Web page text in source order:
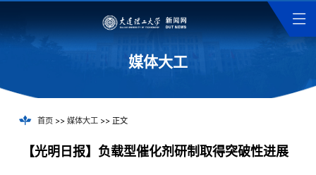
媒体大工
首页>> 媒体大工>> 正文
【光明日报】负载型催化剂研制取得突破性进展